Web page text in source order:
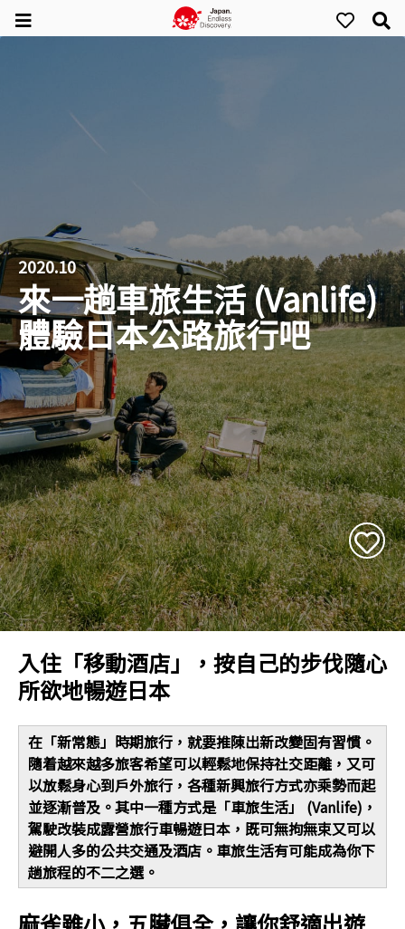
2020.10
來一趟車旅生活 (Vanlife)
體驗日本公路旅行吧
入住「移動酒店」，按自己的步伐隨心
所欲地暢遊日本
在「新常態」時期旅行，就要推陳出新改變固有習慣。
隨着越來越多旅客希望可以輕鬆地保持社交距離，又可
以放鬆身心到戶外旅行，各種新興旅行方式亦乘勢而起
並逐漸普及。其中一種方式是「車旅生活」 (Vanlife)，
駕駛改裝成露營旅行車暢遊日本，既可無拘無束又可以
避開人多的公共交通及酒店。車旅生活有可能成為你下
趟旅程的不二之選。